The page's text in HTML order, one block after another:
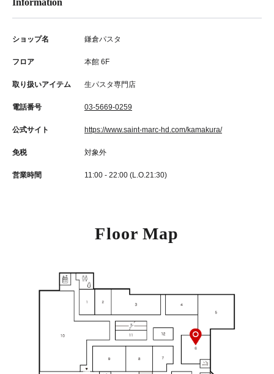
Information
ショップ名 鎌倉パスタ
フロア 本館 6F
取り扱いアイテム 生パスタ専門店
電話番号 03-5669-0259
公式サイト https://www.saint-marc-hd.com/kamakura/
免税 対象外
営業時間 11:00 - 22:00 (L.O.21:30)
Floor Map